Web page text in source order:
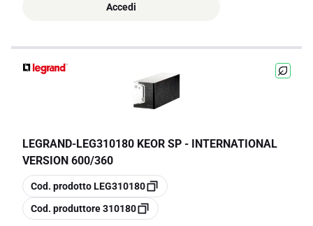
Accedi
LEGRAND-LEG310180 KEOR SP - INTERNATIONAL
VERSION 600/360
copia
Cod. prodottoLEG310180
copia
Cod. produttore310180